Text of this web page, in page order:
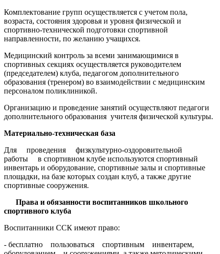
Комплектование групп осуществляется с учетом пола,
возраста, состояния здоровья и уровня физической и
спортивно-технической подготовки спортивной
направленности, по желанию учащихся.
Медицинский контроль за всеми занимающимися в
спортивных секциях осуществляется руководителем
(председателем) клуба, педагогом дополнительного
образования (тренером) во взаимодействии с медицинским
персоналом поликлиникой.
Организацию и проведение занятий осуществляют педагоги
дополнительного образования учителя физической культуры.
Материально-техническая база
Для проведения физкультурно-оздоровительной
работы в спортивном клубе используются спортивный
инвентарь и оборудование, спортивные залы и спортивные
площадки, на базе которых создан клуб, а также другие
спортивные сооружения.
Права и обязанности воспитанников школьного
спортивного клуба
Воспитанники ССК имеют право:
- бесплатно пользоваться спортивным инвентарем,